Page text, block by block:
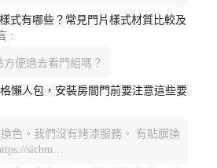
式有哪些？常見門片樣式材質比較及
:
便過去看門組嗎？
懶人包，安裝房間門前要注意這些要
色。我們沒有烤漆服務。 有貼膜換
sicbm…